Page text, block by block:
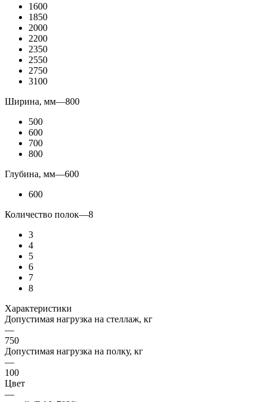
1600
1850
2000
2200
2350
2550
2750
3100
Ширина, мм—800
500
600
700
800
Глубина, мм—600
600
Количество полок—8
3
4
5
6
7
8
Характеристики
Допустимая нагрузка на стеллаж, кг
—
750
Допустимая нагрузка на полку, кг
—
100
Цвет
—